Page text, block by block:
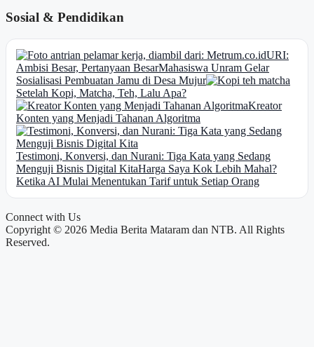
Sosial & Pendidikan
URI:
Ambisi Besar, Pertanyaan BesarMahasiswa Unram Gelar
Sosialisasi Pembuatan Jamu di Desa Mujur
Setelah Kopi, Matcha, Teh, Lalu Apa?
Kreator
Konten yang Menjadi Tahanan Algoritma
Testimoni, Konversi, dan Nurani: Tiga Kata yang Sedang
Menguji Bisnis Digital KitaHarga Saya Kok Lebih Mahal?
Ketika AI Mulai Menentukan Tarif untuk Setiap Orang
Connect with Us
Copyright © 2026 Media Berita Mataram dan NTB. All Rights
Reserved.